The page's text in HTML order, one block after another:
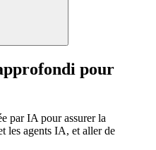
pour
par IA pour assurer la
les agents IA, et aller de